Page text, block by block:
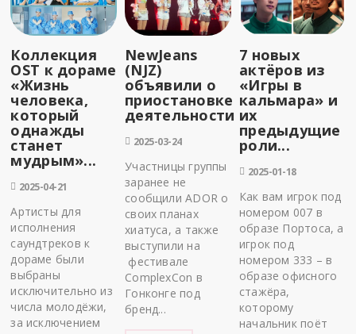
Коллекция
OST к дораме
«Жизнь
человека,
который
однажды
станет
мудрым»...
2025-04-21
Артисты для
исполнения
саундтреков к
дораме были
выбраны
исключительно из
числа молодёжи,
за исключением
NewJeans
(NJZ)
объявили о
приостановке
деятельности
2025-03-24
Участницы группы
заранее не
сообщили ADOR о
своих планах
хиатуса, а также
выступили на
фестивале
ComplexCon в
Гонконге под
бренд...
7 новых
актёров из
«Игры в
кальмара» и
их
предыдущие
роли...
2025-01-18
Как вам игрок под
номером 007 в
образе Портоса, а
игрок под
номером 333 – в
образе офисного
стажёра,
которому
начальник поёт